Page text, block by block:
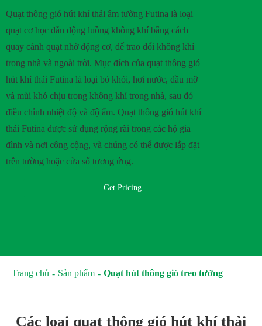
Quạt thông gió hút khí thải âm tường Futina là loại
quạt cơ học dẫn động luồng không khí bằng cách
quay cánh quạt nhờ động cơ, để trao đổi không khí
trong nhà và ngoài trời. Mục đích của quạt thông gió
hút khí thải Futina là loại bỏ khói, hơi nước, dầu mỡ
và mùi khó chịu trong không khí trong nhà, sau đó
điều chỉnh nhiệt độ và độ ẩm. Quạt thông gió hút khí
thải Futina được sử dụng rộng rãi trong các hộ gia
đình và nơi công cộng, và chúng có thể được lắp đặt
trên tường hoặc cửa sổ tương ứng.
Get Pricing
Trang chủ Sản phẩm Quạt hút thông gió treo tường
Các loại quạt thông gió hút khí thải